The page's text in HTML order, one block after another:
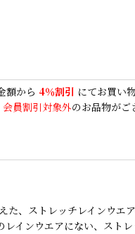
額から 4％割引 にてお買い
会員割引対象外のお品物がご
、ストレッチレインウエ
インウエアにない、ストレ